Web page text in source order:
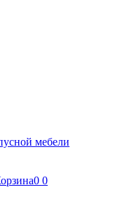
0 0